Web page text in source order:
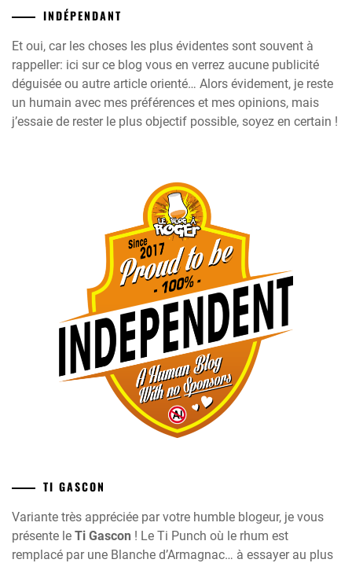
INDÉPENDANT
Et oui, car les choses les plus évidentes sont souvent à
rappeller: ici sur ce blog vous en verrez aucune publicité
déguisée ou autre article orienté… Alors évidement, je reste
un humain avec mes préférences et mes opinions, mais
j’essaie de rester le plus objectif possible, soyez en certain !
TI GASCON
Variante très appréciée par votre humble blogeur, je vous
présente le Ti Gascon ! Le Ti Punch où le rhum est
remplacé par une Blanche d’Armagnac… à essayer au plus